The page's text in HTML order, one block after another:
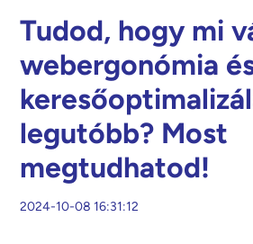
Tudod, hogy mi
webergonómia
legutóbb? Most
megtudhatod!
2024-10-08 16:31:12